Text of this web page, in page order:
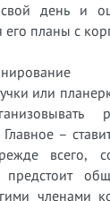
свой день и
его планы с
или
Главное –
всего,
предстоит
членами